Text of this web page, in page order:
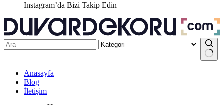
Instagram’da Bizi Takip Edin
results Anasayfa
Blog
İletişim